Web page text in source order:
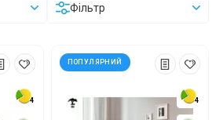
Фільтр
4
4 4
ПОПУЛЯРНИЙ
4